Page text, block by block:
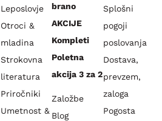
Leposlovje
Otroci &
mladina
Strokovna
literatura
Priročniki
Umetnost &
brano
AKCIJE
Kompleti
Poletna
akcija 3 za 2
Založbe
Blog
Splošni
pogoji
poslovanja
Dostava,
prevzem,
zaloga
Pogosta